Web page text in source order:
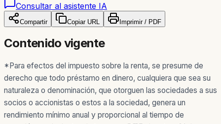
Consultar al asistente IA
Compartir Copiar URL Imprimir / PDF
Contenido vigente
*Para efectos del impuesto sobre la renta, se presume de
derecho que todo préstamo en dinero, cualquiera que sea su
naturaleza o denominación, que otorguen las sociedades a sus
socios o accionistas o estos a la sociedad, genera un
rendimiento mínimo anual y proporcional al tiempo de